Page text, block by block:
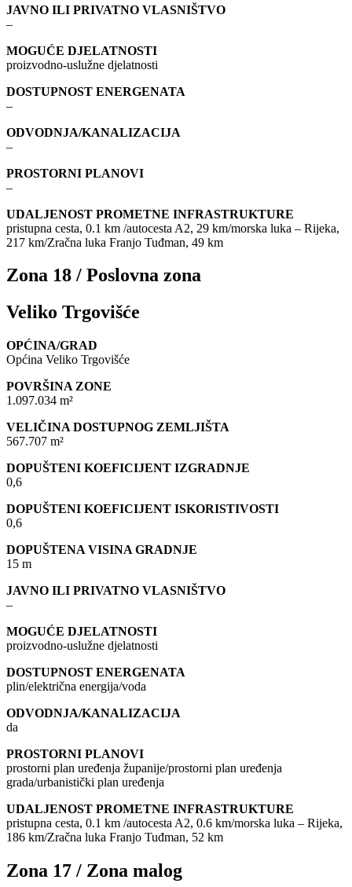
JAVNO ILI PRIVATNO VLASNIŠTVO
–
MOGUĆE DJELATNOSTI
proizvodno-uslužne djelatnosti
DOSTUPNOST ENERGENATA
–
ODVODNJA/KANALIZACIJA
–
PROSTORNI PLANOVI
–
UDALJENOST PROMETNE INFRASTRUKTURE
pristupna cesta, 0.1 km /autocesta A2, 29 km/morska luka – Rijeka,
217 km/Zračna luka Franjo Tuđman, 49 km
Zona 18 / Poslovna zona
Veliko Trgovišće
OPĆINA/GRAD
Općina Veliko Trgovišće
POVRŠINA ZONE
1.097.034 m²
VELIČINA DOSTUPNOG ZEMLJIŠTA
567.707 m²
DOPUŠTENI KOEFICIJENT IZGRADNJE
0,6
DOPUŠTENI KOEFICIJENT ISKORISTIVOSTI
0,6
DOPUŠTENA VISINA GRADNJE
15 m
JAVNO ILI PRIVATNO VLASNIŠTVO
–
MOGUĆE DJELATNOSTI
proizvodno-uslužne djelatnosti
DOSTUPNOST ENERGENATA
plin/električna energija/voda
ODVODNJA/KANALIZACIJA
da
PROSTORNI PLANOVI
prostorni plan uređenja županije/prostorni plan uređenja
grada/urbanistički plan uređenja
UDALJENOST PROMETNE INFRASTRUKTURE
pristupna cesta, 0.1 km /autocesta A2, 0.6 km/morska luka – Rijeka,
186 km/Zračna luka Franjo Tuđman, 52 km
Zona 17 / Zona malog